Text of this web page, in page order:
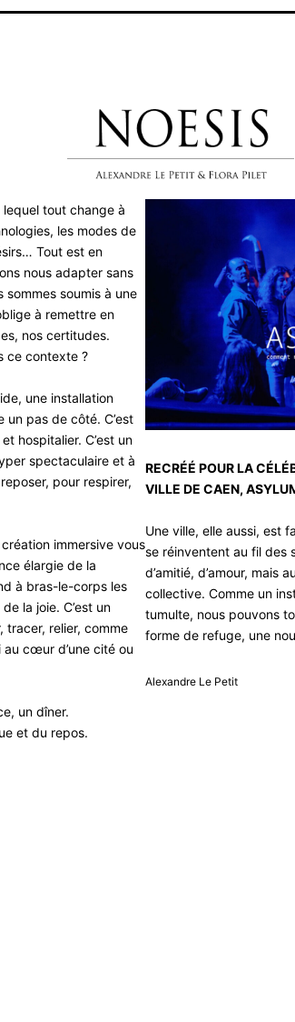
tout change à
les modes de
Tout est en
nous adapter sans
soumis à une
à remettre en
nos certitudes.
ce contexte ?
une installation
un pas de côté. C’est
hospitalier. C’est un
spectaculaire et à
pour respirer,
immersive vous
élargie de la
à bras-le-corps les
la joie. C’est un
tracer, relier, comme
au cœur d’une cité ou
un dîner.
et du repos.
RECRÉÉ POUR LA
VILLE DE CAEN,
Une ville, elle aussi, est
se réinventent au fil des
d’amitié, d’amour, mais
collective. Comme un
tumulte, nous pouvons
forme de refuge, une
Alexandre Le Petit